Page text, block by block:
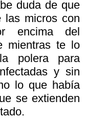
duda de que
las micros con
encima del
mientras te lo
polera para
y sin
lo que había
se extienden